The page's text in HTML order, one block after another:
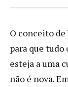
O conceito de
para que tudo
esteja a uma
não é nova.